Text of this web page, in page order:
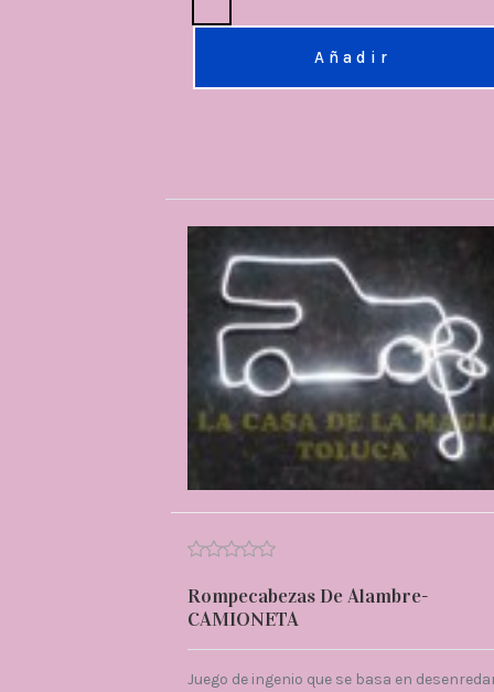
Añadir
Rompecabezas De Alambre-
CAMIONETA
Juego de ingenio que se basa en